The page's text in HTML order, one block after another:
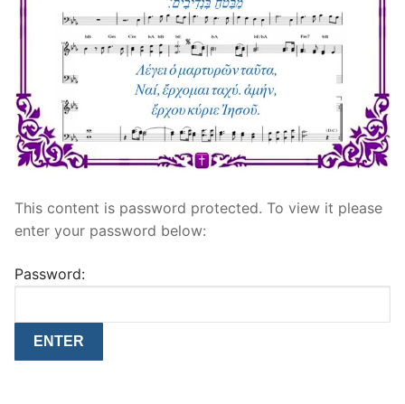
This content is password protected. To view it please
enter your password below:
Password: